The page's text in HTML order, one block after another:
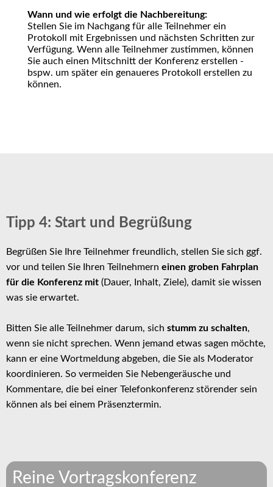
Wann und wie erfolgt die Nachbereitung:
Stellen Sie im Nachgang für alle Teilnehmer ein
Protokoll mit Ergebnissen und nächsten Schritten zur
Verfügung. Wenn alle Teilnehmer zustimmen, können
Sie auch einen Mitschnitt der Konferenz erstellen -
bspw. um später ein genaueres Protokoll erstellen zu
können.
Tipp 4: Start und Begrüßung
Begrüßen Sie Ihre Teilnehmer freundlich, stellen Sie sich ggf.
vor und teilen Sie Ihren Teilnehmern einen groben Fahrplan
für die Konferenz mit (Dauer, Inhalt, Ziele), damit sie wissen
was sie erwartet.
Bitten Sie alle Teilnehmer darum, sich stumm zu schalten,
wenn sie nicht sprechen. Wenn jemand etwas sagen möchte,
kann er eine Wortmeldung abgeben, die Sie als Moderator
koordinieren. So vermeiden Sie Nebengeräusche und
Kommentare, die bei einer Telefonkonferenz störender sein
können als bei einem Präsenztermin.
Reine Vortragskonferenz